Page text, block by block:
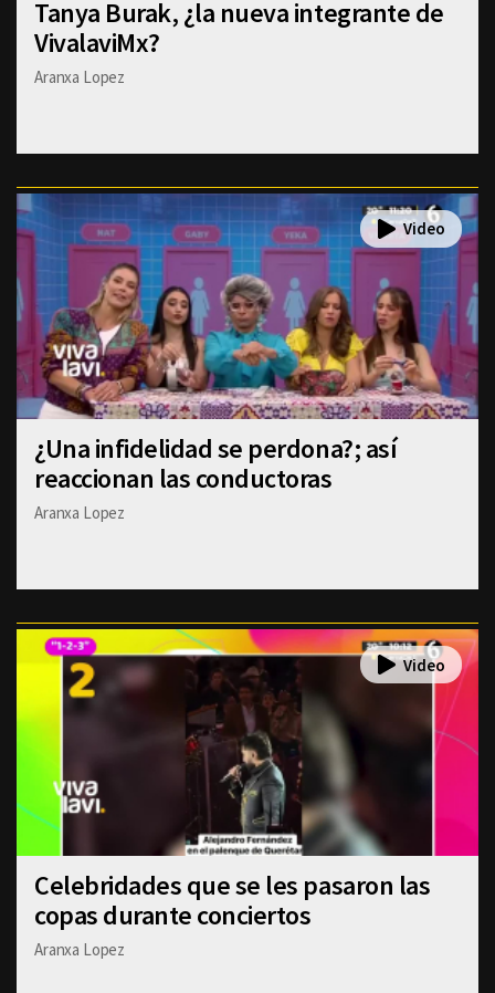
Tanya Burak, ¿la nueva integrante de
VivalaviMx?
Aranxa Lopez
¿Una infidelidad se perdona?; así
reaccionan las conductoras
Aranxa Lopez
Celebridades que se les pasaron las
copas durante conciertos
Aranxa Lopez